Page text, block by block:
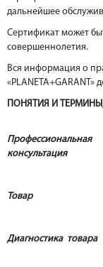
дальнейшее
Сертификат может
совершеннолетия.
Вся информация о
«PLANETA+GARANT»
ПОНЯТИЯ И
Профессиональная
консультация
Товар
Диагностика товара